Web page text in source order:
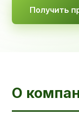
Получить
О